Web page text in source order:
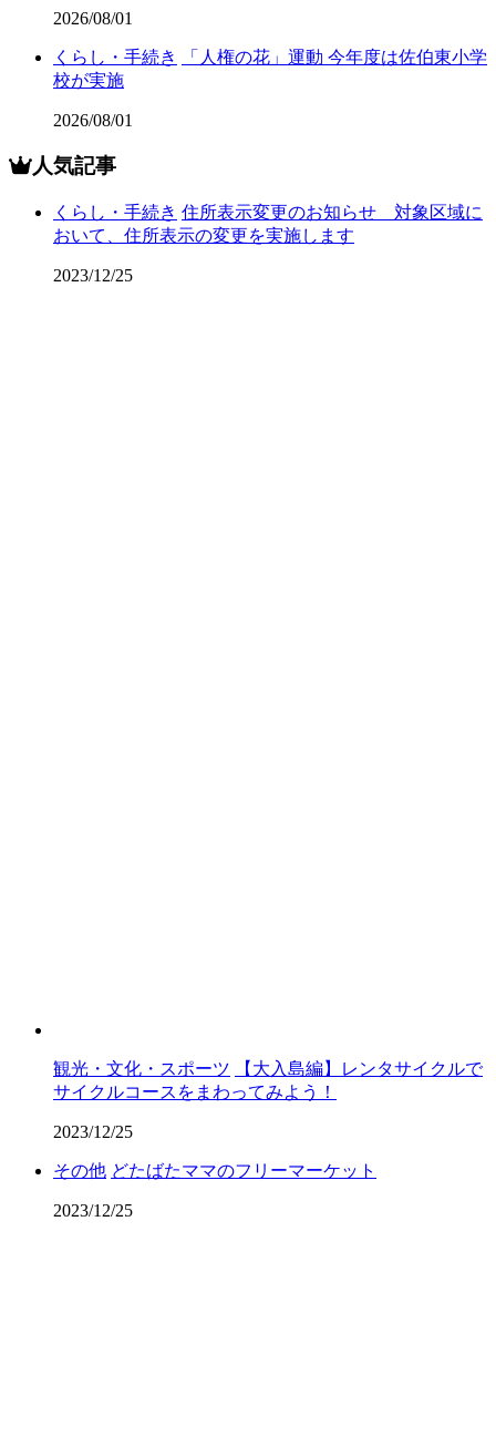
2026/08/01
くらし・手続き
「人権の花」運動 今年度は佐伯東小学
校が実施
2026/08/01
人気記事
くらし・手続き 住所表示変更のお知らせ 対象区域に
おいて、住所表示の変更を実施します
2023/12/25
観光・文化・スポーツ
【大入島編】レンタサイクルで
サイクルコースをまわってみよう！
2023/12/25
その他 どたばたママのフリーマーケット
2023/12/25